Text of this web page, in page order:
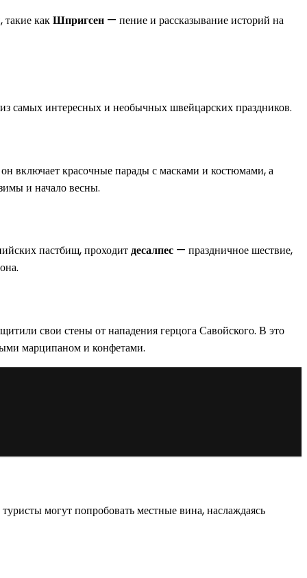
какШпригсен — пение и рассказывание историй на
самых интересных и необычных швейцарских праздников.
включает красочные парады с масками и костюмами, а
и начало весны.
пастбищ, проходитдесалпес — праздничное шествие,
свои стены от нападения герцога Савойского. В это
марципаном и конфетами.
могут попробовать местные вина, наслаждаясь